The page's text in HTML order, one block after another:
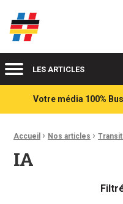
Acteurs du franco-allemand
MenuLES ARTICLES
Votre média 100%
Fil d'Ariane :
Accueil › Nos articles ›
IA